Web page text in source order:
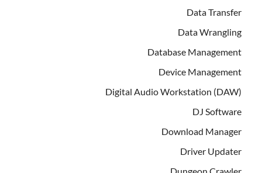
Data Transfer
Data Wrangling
Database Management
Device Management
Digital Audio Workstation (DAW)
DJ Software
Download Manager
Driver Updater